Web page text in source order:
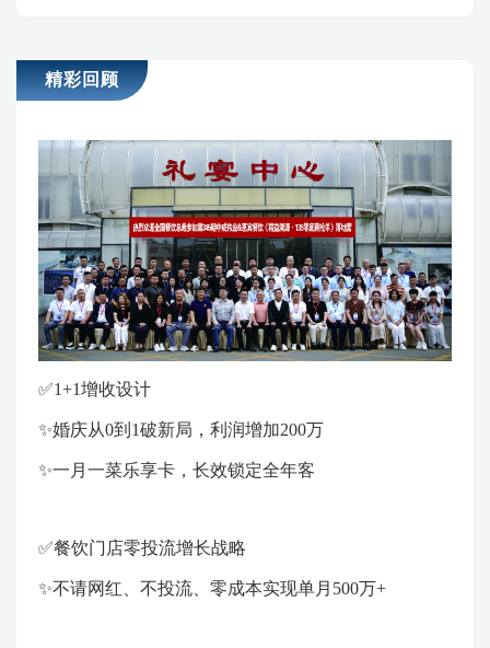
精彩回顾
✅1+1增收设计
✨婚庆从0到1破新局，利润增加200万
✨一月一菜乐享卡，长效锁定全年客
✅餐饮门店零投流增长战略
✨不请网红、不投流、零成本实现单月500万+